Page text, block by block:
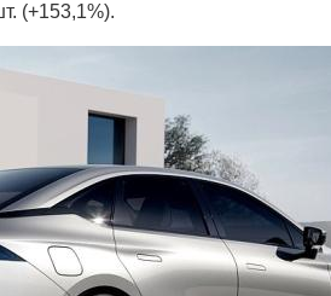
(+153,1%).